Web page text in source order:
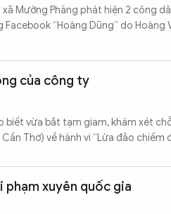
Mường Phăng phát hiện 2 công
“Hoàng Dũng” do Hoàng
của công ty
biết vừa bắt tạm giam, khám xét
Thơ) về hành vi “Lừa đảo chiếm
xuyên quốc gia